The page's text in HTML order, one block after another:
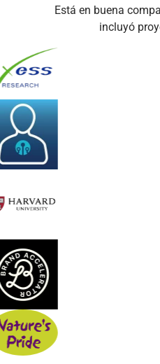
Está en buena
incluyó